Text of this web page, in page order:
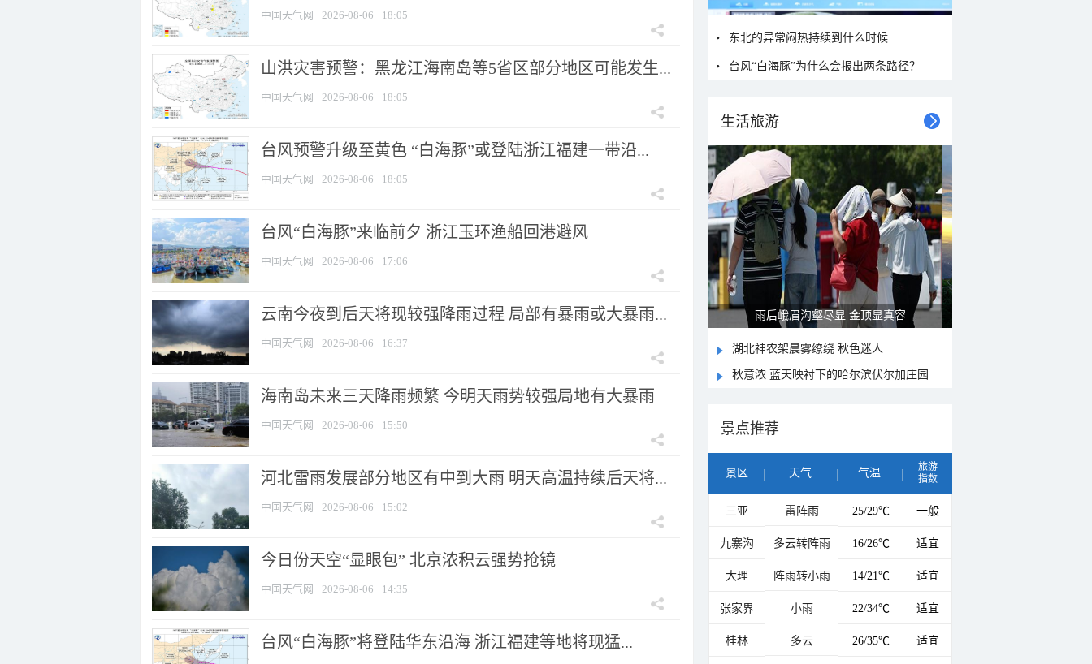
中国天气网 2026-08-06 18:05
山洪灾害预警：黑龙江海南岛等5省区部分地区可能发生...
中国天气网 2026-08-06 18:05
台风预警升级至黄色 “白海豚”或登陆浙江福建一带沿...
中国天气网 2026-08-06 18:05
台风“白海豚”来临前夕 浙江玉环渔船回港避风
中国天气网 2026-08-06 17:06
云南今夜到后天将现较强降雨过程 局部有暴雨或大暴雨...
中国天气网 2026-08-06 16:37
海南岛未来三天降雨频繁 今明天雨势较强局地有大暴雨
中国天气网 2026-08-06 15:50
河北雷雨发展部分地区有中到大雨 明天高温持续后天将...
中国天气网 2026-08-06 15:02
今日份天空“显眼包” 北京浓积云强势抢镜
中国天气网 2026-08-06 14:35
台风“白海豚”将登陆华东沿海 浙江福建等地将现猛...
东北的异常闷热持续到什么时候
台风“白海豚”为什么会报出两条路径？
生活旅游
雨后峨眉沟壑尽显 金顶显真容
湖北神农架晨雾缭绕 秋色迷人
秋意浓 蓝天映衬下的哈尔滨伏尔加庄园
景点推荐
景区 天气 气温
旅游
指数
三亚 雷阵雨 25/29℃ 一般
九寨沟 多云转阵雨 16/26℃ 适宜
大理 阵雨转小雨 14/21℃ 适宜
张家界 小雨 22/34℃ 适宜
桂林 多云 26/35℃ 适宜